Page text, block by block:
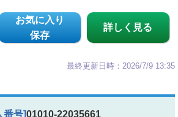
お気に入り
保存
詳しく見る
最終更新日時：2026/7/9 13:35
番号]01010-22035661